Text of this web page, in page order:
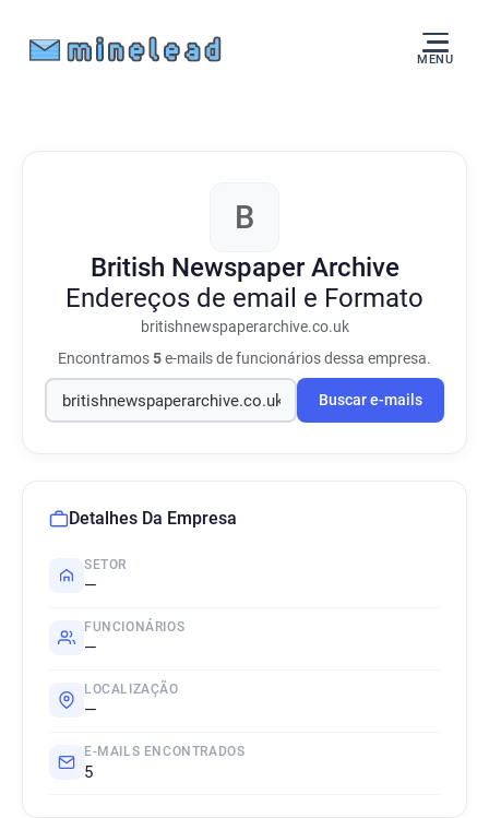
MENU
B
British Newspaper Archive
Endereços de email e Formato
britishnewspaperarchive.co.uk
Encontramos5e-mails de funcionários dessa empresa.
Buscar e-mails
Detalhes Da Empresa
SETOR
—
FUNCIONÁRIOS
—
LOCALIZAÇÃO
—
E-MAILS ENCONTRADOS
5